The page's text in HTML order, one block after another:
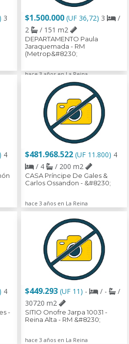
3
$1.500.000 (UF 36,72) 3
/
2
/ 151 m2
DEPARTAMENTO Paula
Jaraquemada - RM
(Metrop&#8230;
hace 3 años en La Reina
4
$481.968.522 (UF 11.800) 4
/ 4
/ 200 m2
CASA Príncipe De Gales &
Carlos Ossandon - &#8230;
hace 3 años en La Reina
4
-
$449.293 (UF 11) - / -
/
30720 m2
SITIO Onofre Jarpa 10031 -
Reina Alta - RM &#8230;
hace 3 años en La Reina